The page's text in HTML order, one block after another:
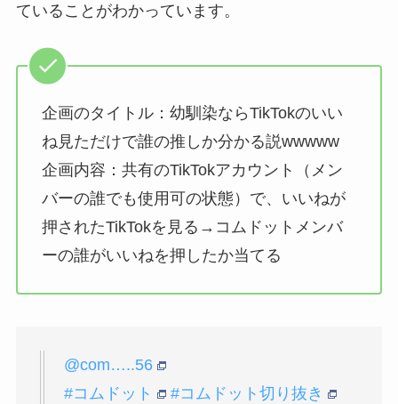
ていることがわかっています。
企画のタイトル：幼馴染ならTikTokのいい
ね見ただけで誰の推しか分かる説wwwww
企画内容：共有のTikTokアカウント（メン
バーの誰でも使用可の状態）で、いいねが
押されたTikTokを見る→コムドットメンバ
ーの誰がいいねを押したか当てる
@com…..56
#コムドット
#コムドット切り抜き